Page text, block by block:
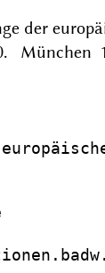
der
München